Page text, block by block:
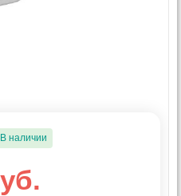
В наличии